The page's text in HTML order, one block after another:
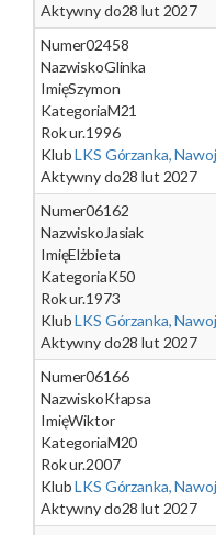
Aktywny do28 lut 2027
Numer02458
NazwiskoGlinka
ImięSzymon
KategoriaM21
Rok ur.1996
KlubLKS Górzanka,
Aktywny do28 lut 2027
Numer06162
Nazwisko Jasiak
ImięElżbieta
KategoriaK50
Rok ur.1973
KlubLKS Górzanka,
Aktywny do28 lut 2027
Numer06166
NazwiskoKłapsa
ImięWiktor
KategoriaM20
Rok ur.2007
KlubLKS Górzanka,
Aktywny do28 lut 2027